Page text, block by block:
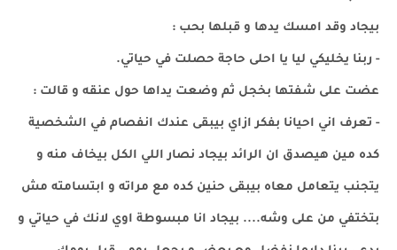
بيجاد وقد امسك يدها و قبلها بحب :
- ربنا يخليكي ليا يا احلى حاجة حصلت في حياتي.
عضت على شفتها بخجل ثم وضعت يداها حول عنقه و قالت :
- تعرف اني احيانا بفكر ازاي بيبقى عندك انفصام في الشخصية
كده مين هيصدق ان الرائد بيجاد نصار اللي الكل بيخاف منه و
يتجنب يتعامل معاه بيبقى حنين كده مع مراته و ابتسامته مش
بتختفي من على وشه.... بيجاد انا مبسوطة اوي لانك في حياتي و